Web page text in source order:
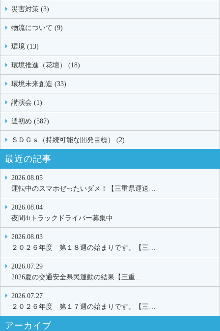
災害対策 (3)
物流について (9)
環境 (13)
環境推進（花壇） (18)
環境未来創造 (33)
講演会 (1)
週初め (587)
ＳＤＧｓ（持続可能な開発目標） (2)
最近の記事
2026.08.05
運転中のスマホぜったいダメ！【三重県運送…
2026.08.04
夜間4tトラックドライバー募集中
2026.08.03
２０２６年度 第１８週の始まりです。【三…
2026.07.29
2026夏の交通安全県民運動の結果【三重…
2026.07.27
２０２６年度 第１７週の始まりです。【三…
アーカイブ